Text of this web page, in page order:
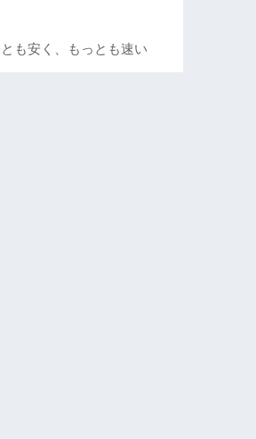
も安く、もっとも速い